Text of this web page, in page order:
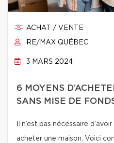
ACHAT / VENTE
RE/MAX QUÉBEC
3 MARS 2024
6 MOYENS
SANS MISE DE
Il n’est pas nécessaire
acheter une maison. Voici